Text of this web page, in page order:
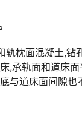
枕面混凝土,钻
,承轨面和道床
与道床面间隙也